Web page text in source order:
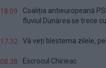
18.09
Coaliția antieuropeană
fluviul Dunărea se trece
17.32 Vă veți blestema zilele,
08.38 Escrocul Chirieac